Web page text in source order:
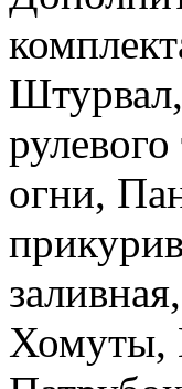
огни,
Хомуты,